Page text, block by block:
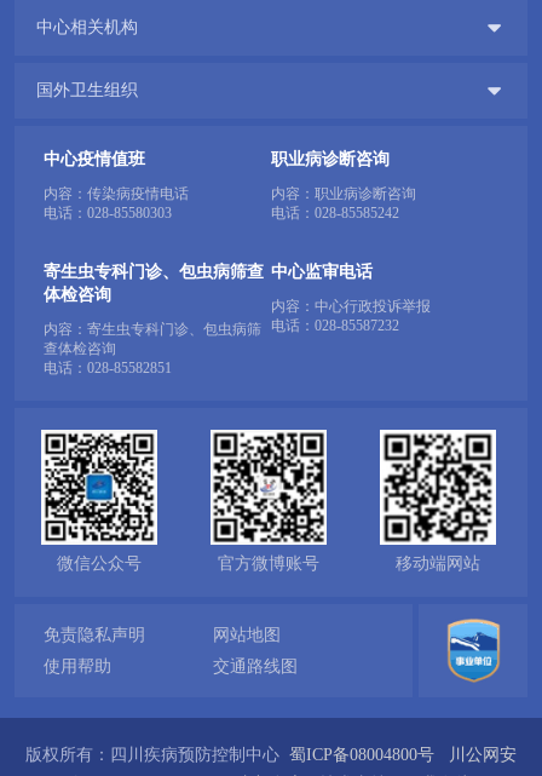
中心相关机构 
国外卫生组织 
中心疫情值班
内容：传染病疫情电话
电话： 028-85580303
职业病诊断咨询
内容：职业病诊断咨询
电话： 028-85585242
寄生虫专科门诊、包虫病筛查
体检咨询
内容：寄生虫专科门诊、包虫病筛
查体检咨询
电话： 028-85582851
中心监审电话
内容：中心行政投诉举报
电话： 028-85587232
微信公众号 官方微博账号 移动端网站
免责隐私声明
网站地图
使用帮助
交通路线图
版权所有：四川疾病预防控制中心 蜀ICP备08004800号
川公网安